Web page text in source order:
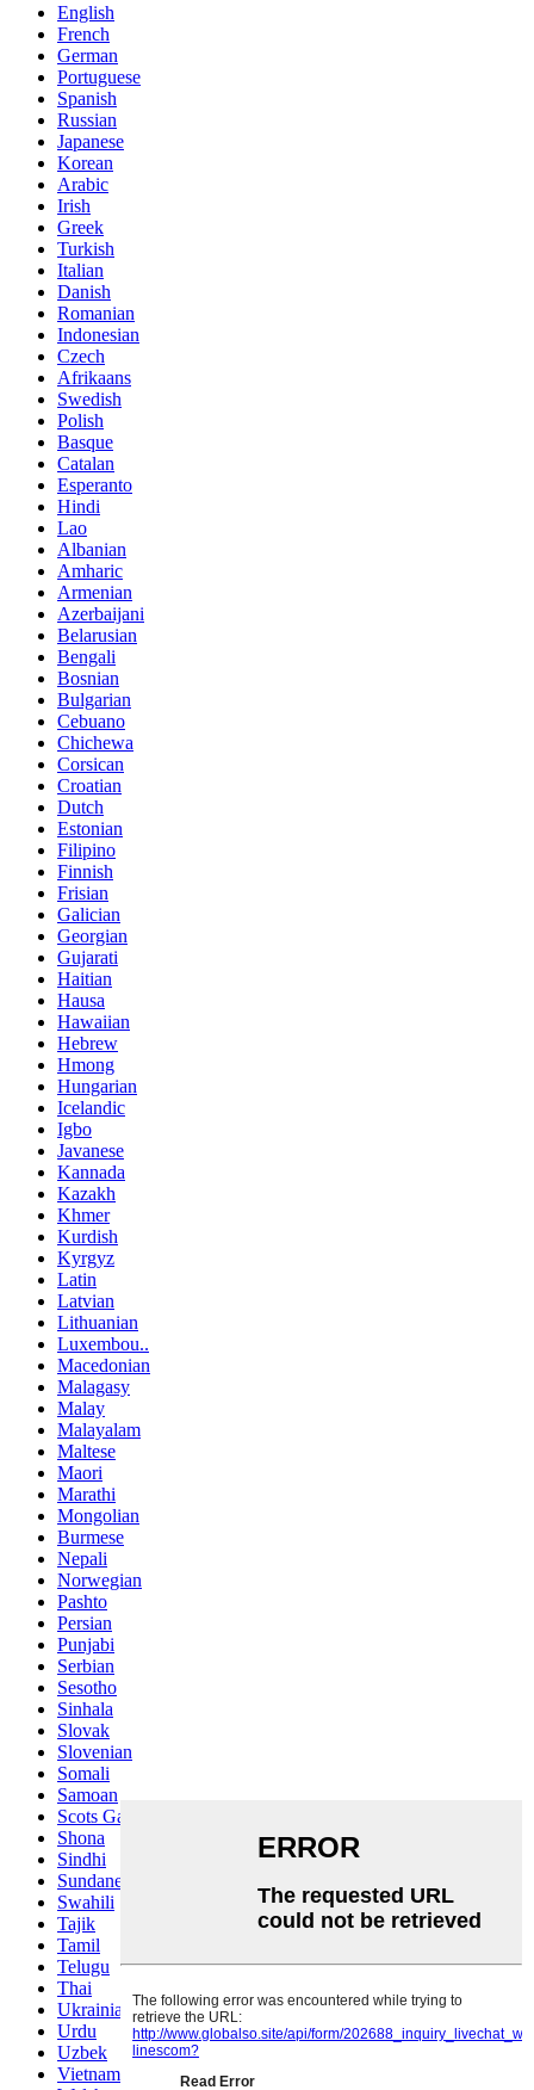
English
French
German
Portuguese
Spanish
Russian
Japanese
Korean
Arabic
Irish
Greek
Turkish
Italian
Danish
Romanian
Indonesian
Czech
Afrikaans
Swedish
Polish
Basque
Catalan
Esperanto
Hindi
Lao
Albanian
Amharic
Armenian
Azerbaijani
Belarusian
Bengali
Bosnian
Bulgarian
Cebuano
Chichewa
Corsican
Croatian
Dutch
Estonian
Filipino
Finnish
Frisian
Galician
Georgian
Gujarati
Haitian
Hausa
Hawaiian
Hebrew
Hmong
Hungarian
Icelandic
Igbo
Javanese
Kannada
Kazakh
Khmer
Kurdish
Kyrgyz
Latin
Latvian
Lithuanian
Luxembou..
Macedonian
Malagasy
Malay
Malayalam
Maltese
Maori
Marathi
Mongolian
Burmese
Nepali
Norwegian
Pashto
Persian
Punjabi
Serbian
Sesotho
Sinhala
Slovak
Slovenian
Somali
Samoan
Scots Gaelic
Shona
Sindhi
Sundanese
Swahili
Tajik
Tamil
Telugu
Thai
Ukrainian
Urdu
Uzbek
Vietnamese